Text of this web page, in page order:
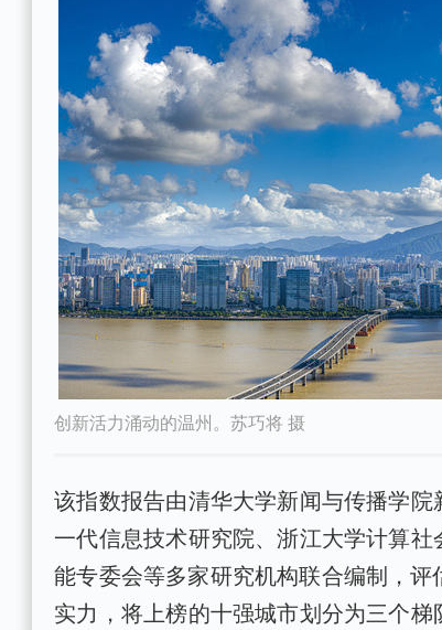
创新活力涌动的温州。苏巧将 摄
该指数报告由清华大学新闻与传播学
一代信息技术研究院、浙江大学计算
能专委会等多家研究机构联合编制，
实力，将上榜的十强城市划分为三个